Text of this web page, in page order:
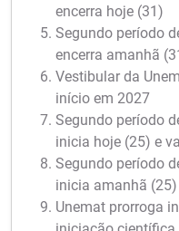
encerra hoje (31)
Segundo período
encerra amanhã
Vestibular da
início em 2027
Segundo período
inicia hoje (25) e
Segundo período
inicia amanhã
Unemat prorroga